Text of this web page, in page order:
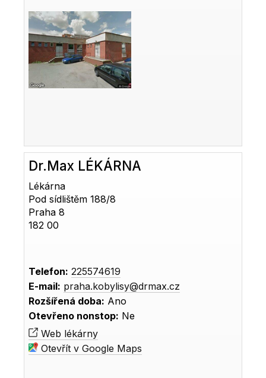
Dr.Max LÉKÁRNA
Lékárna
Pod sídlištěm 188/8
Praha 8
182 00
Telefon: 225574619
E-mail: praha.kobylisy@drmax.cz
Rozšířená doba: Ano
Otevřeno nonstop: Ne
Web lékárny
Otevřít v Google Maps